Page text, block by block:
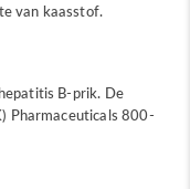
van kaasstof.
B-prik. De
Pharmaceuticals 800-